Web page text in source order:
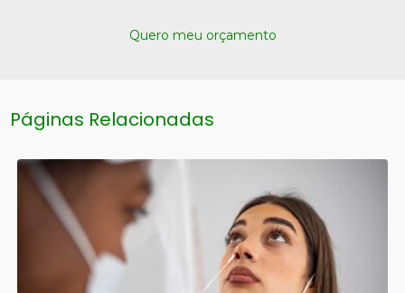
Quero meu orçamento
Páginas Relacionadas